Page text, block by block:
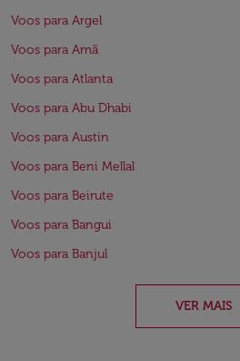
Voos para Argel
Voos para Amã
Voos para Atlanta
Voos para Abu Dhabi
Voos para Austin
Voos para Beni Mellal
Voos para Beirute
Voos para Bangui
Voos para Banjul
VER MAIS